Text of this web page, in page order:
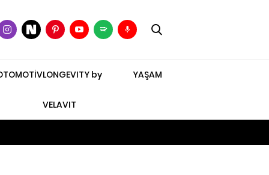
LONGEVITY by
VELAVIT
YAŞAM